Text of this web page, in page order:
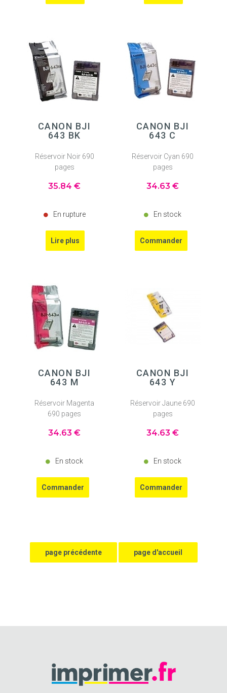
CANON BJI
643 BK
Réservoir Noir 690
pages
35.84 €
En rupture
CANON BJI
643 C
Réservoir Cyan 690
pages
34.63 €
En stock
CANON BJI
643 M
Réservoir Magenta
690 pages
34.63 €
En stock
CANON BJI
643 Y
Réservoir Jaune 690
pages
34.63 €
En stock